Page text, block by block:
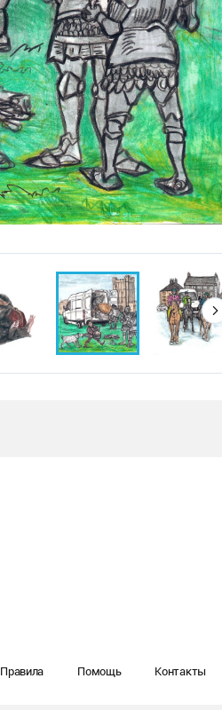
Правила Помощь Контакты